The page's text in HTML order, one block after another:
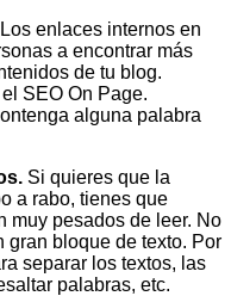
Los enlaces internos en
a encontrar más
de tu blog.
SEO On Page.
alguna palabra
Si quieres que la
a rabo, tienes que
muy pesados de leer. No
gran bloque de texto. Por
separar los textos, las
palabras, etc.